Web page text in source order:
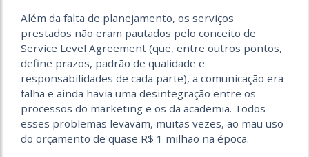
Além da falta de planejamento, os serviços
prestados não eram pautados pelo conceito de
Service Level Agreement (que, entre outros pontos,
define prazos, padrão de qualidade e
responsabilidades de cada parte), a comunicação era
falha e ainda havia uma desintegração entre os
processos do marketing e os da academia. Todos
esses problemas levavam, muitas vezes, ao mau uso
do orçamento de quase R$ 1 milhão na época.